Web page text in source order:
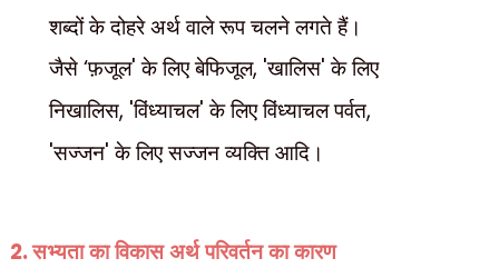
शब्दों के दोहरे अर्थ वाले रूप चलने लगते हैं।
जैसे ‘फ़जूल'के लिए बेफिजूल, 'खालिस'के लिए
निखालिस, 'विंध्याचल'के लिए विंध्याचल पर्वत,
'सज्जन'के लिए सज्जन व्यक्ति आदि।
2.सभ्यता का विकास अर्थ परिवर्तन का कारण